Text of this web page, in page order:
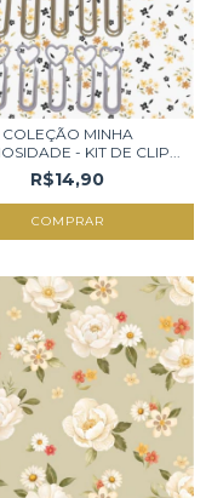
COLEÇÃO MINHA
- KIT DE CLIP...
R$14,90